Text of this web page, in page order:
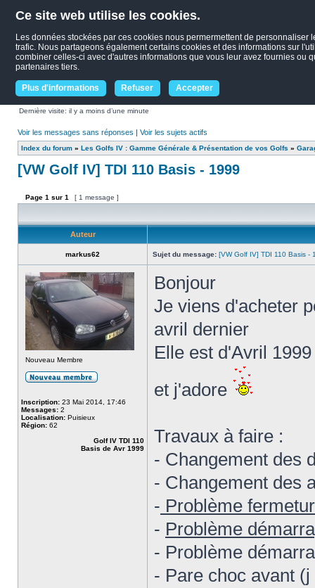
Ce site web utilise les cookies.
Les données stockées par ces cookies nous permermettent de
trafic. Nous partageons également certains cookies et des informations sur
combiner celles-ci avec d'autres informations que vous leur avez fournies ou
partenaires tiers.
Plus d'informations Refuser Accepter
Dernière visite: il y a moins d’une minute
Voir les messages sans réponses | Voir les sujets actifs
Index du forum » Les Golfs IV : Gamme Générale & Présentation de vos Golfs »
[VW Golf IV] TDI 110 Basis - 1999
Page 1 sur 1 [ 1 message ]
Auteur
markus62 Sujet du message: [VW Golf IV] TDI 110 Basis -
Nouveau Membre
Inscription: 23 Mai 2014, 17:46
Messages: 2
Localisation: Puisieux
Région: 62
Golf IV TDI 110
Basis de Avr 1999
Bonjour
Je viens d'acheter
avril dernier
Elle est d'Avril
et j'adore
Travaux à faire :
- Changement des
- Changement des
- Problème
- Problème
- Problème
- Pare choc avant